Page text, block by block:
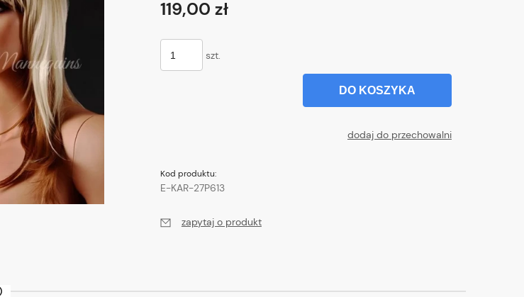
119,00 zł
szt.
DO KOSZYKA
dodaj do przechowalni
Kod produktu:
E-KAR-27P613
zapytaj o produkt